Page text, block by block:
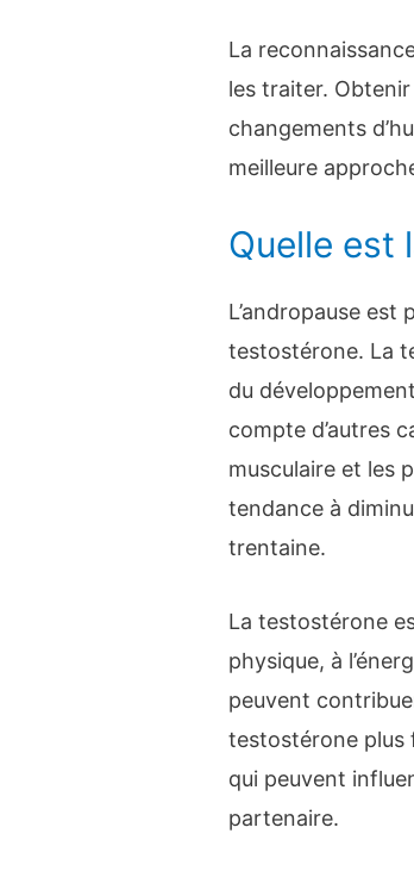
La
les traiter.
changements
meilleure
Quelle est
L’andropause
testostérone. La
du
compte d’autres
musculaire et les
tendance à
trentaine.
La testostérone
physique, à
peuvent
testostérone plus
qui peuvent
partenaire.